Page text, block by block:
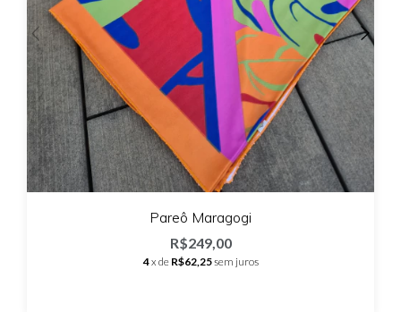
Pareô Maragogi
R$249,00
4x de R$62,25sem juros